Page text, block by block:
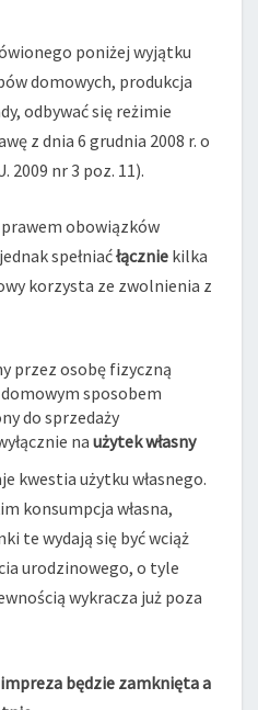
poniżej wyjątku
domowych, produkcja
odbywać się reżimie
z dnia 6 grudnia 2008 r. o
2009 nr 3 poz. 11).
obowiązków
spełniaćłącznie kilka
korzysta ze zwolnienia z
przez osobę fizyczną
sposobem
do sprzedaży
na użytek własny
kwestia użytku własnego.
konsumpcja własna,
te wydają się być wciąż
urodzinowego, o tyle
wykracza już poza
będzie zamknięta a